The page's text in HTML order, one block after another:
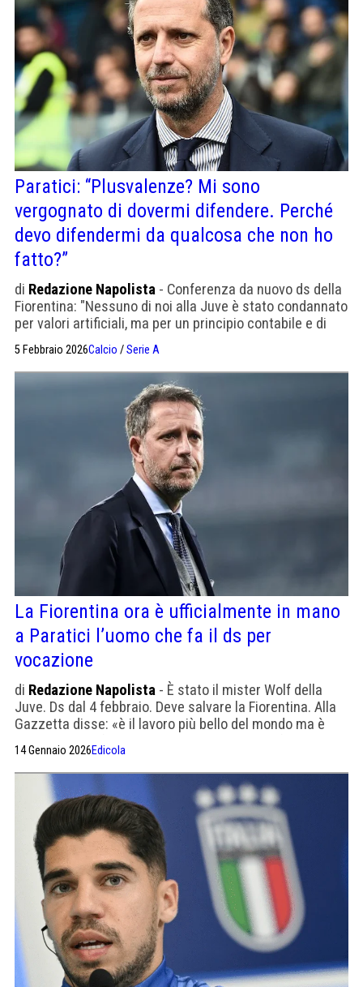
Paratici: “Plusvalenze? Mi sono
vergognato di dovermi difendere. Perché
devo difendermi da qualcosa che non ho
fatto?”
di Redazione Napolista - Conferenza da nuovo ds della
Fiorentina: "Nessuno di noi alla Juve è stato condannato
per valori artificiali, ma per un principio contabile e di
5 Febbraio 2026Calcio /Serie A
La Fiorentina ora è ufficialmente in mano
a Paratici l’uomo che fa il ds per
vocazione
di Redazione Napolista - È stato il mister Wolf della
Juve. Ds dal 4 febbraio. Deve salvare la Fiorentina. Alla
Gazzetta disse: «è il lavoro più bello del mondo ma è
suora, ma nel calcio»
14 Gennaio 2026Edicola